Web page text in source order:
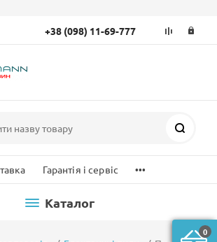
+38 (098) 11-69-777
Гарантія і сервіс ...
Каталог
0